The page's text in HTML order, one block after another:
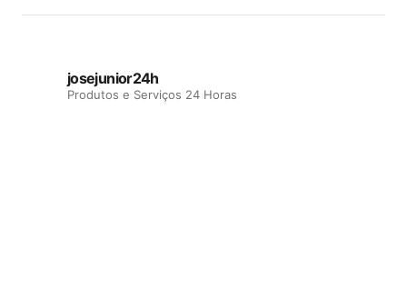
josejunior24h
Produtos e Serviços 24 Horas